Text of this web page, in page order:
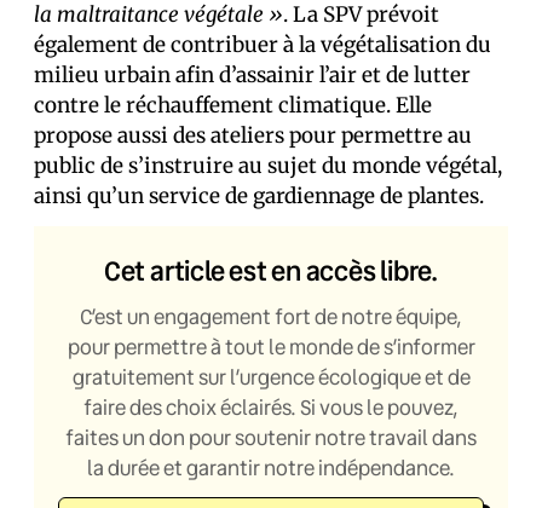
la maltraitance végétale ». La SPV prévoit
également de contribuer à la végétalisation du
milieu urbain afin d’assainir l’air et de lutter
contre le réchauffement climatique. Elle
propose aussi des ateliers pour permettre au
public de s’instruire au sujet du monde végétal,
ainsi qu’un service de gardiennage de plantes.
Cet article est en accès libre.
C’est un engagement fort de notre équipe,
pour permettre à tout le monde de s’informer
gratuitement sur l’urgence écologique et de
faire des choix éclairés. Si vous le pouvez,
faites un don pour soutenir notre travail dans
la durée et garantir notre indépendance.